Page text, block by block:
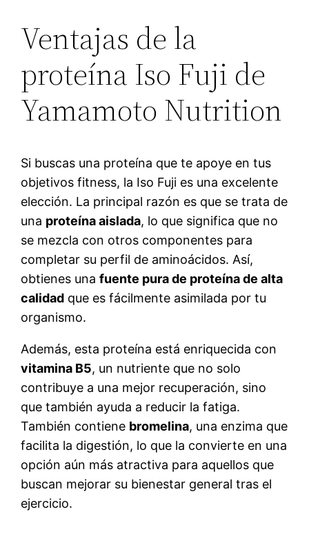
Ventajas de la
proteína Iso Fuji de
Yamamoto Nutrition
Si buscas una proteína que te apoye en tus
objetivos fitness, la Iso Fuji es una excelente
elección. La principal razón es que se trata de
una proteína aislada, lo que significa que no
se mezcla con otros componentes para
completar su perfil de aminoácidos. Así,
obtienes unafuente pura de proteína de alta
calidad que es fácilmente asimilada por tu
organismo.
Además, esta proteína está enriquecida con
vitamina B5, un nutriente que no solo
contribuye a una mejor recuperación, sino
que también ayuda a reducir la fatiga.
También contiene bromelina, una enzima que
facilita la digestión, lo que la convierte en una
opción aún más atractiva para aquellos que
buscan mejorar su bienestar general tras el
ejercicio.